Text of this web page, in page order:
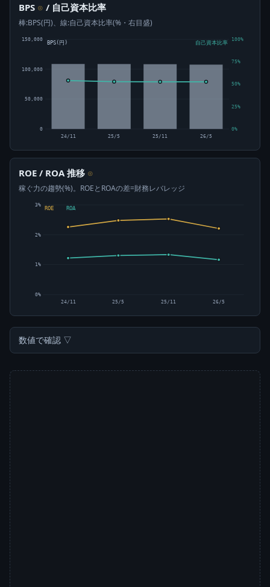
BPS ⊙ / 自己資本比率
棒:BPS(円)、線:自己資本比率(%・右目盛)
0
50,000
100,000
150,000
0%
25%
50%
75%
100%
24/11 25/5 25/11 26/5
BPS(円) 自己資本比率
ROE / ROA 推移 ⊙
稼ぐ力の趨勢(%)。ROEとROAの差=財務レバレッジ
0%
1%
2%
3%
ROE ROA
24/11 25/5 25/11 26/5
数値で確認 ▽